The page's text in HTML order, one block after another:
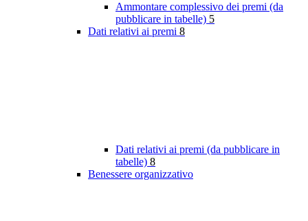
Ammontare complessivo dei premi (da
pubblicare in tabelle) 5
Dati relativi ai premi 8
Dati relativi ai premi (da pubblicare in
tabelle) 8
Benessere organizzativo